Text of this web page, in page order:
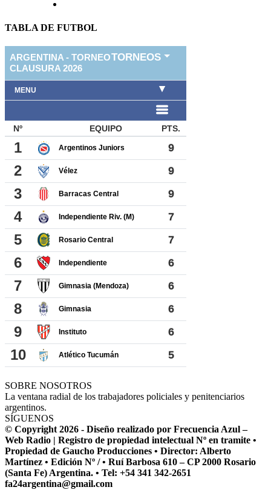
TABLA DE FUTBOL
SOBRE NOSOTROS
La ventana radial de los trabajadores policiales y penitenciarios
argentinos.
SÍGUENOS
© Copyright 2026 - Diseño realizado por Frecuencia Azul –
Web Radio | Registro de propiedad intelectual Nº en tramite •
Propiedad de Gaucho Producciones • Director: Alberto
Martínez • Edición Nº / • Ruí Barbosa 610 – CP 2000 Rosario
(Santa Fe) Argentina. • Tel: +54 341 342-2651
fa24argentina@gmail.com